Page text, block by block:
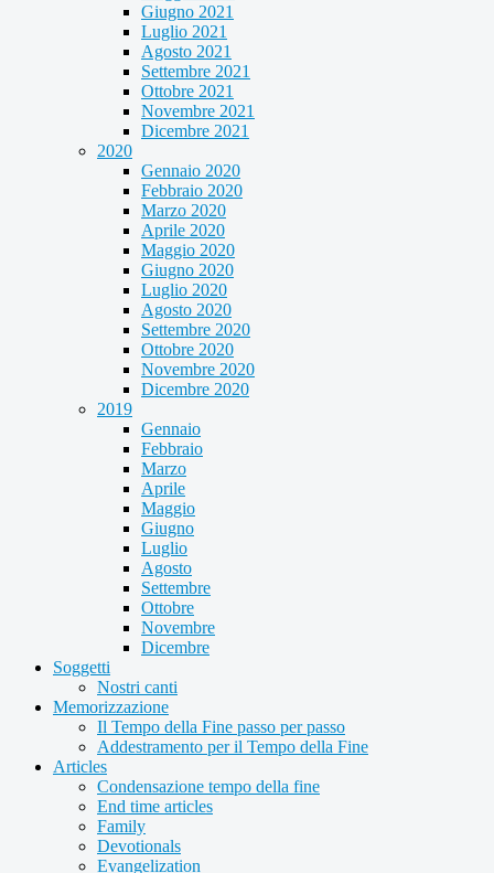
Giugno 2021
Luglio 2021
Agosto 2021
Settembre 2021
Ottobre 2021
Novembre 2021
Dicembre 2021
2020
Gennaio 2020
Febbraio 2020
Marzo 2020
Aprile 2020
Maggio 2020
Giugno 2020
Luglio 2020
Agosto 2020
Settembre 2020
Ottobre 2020
Novembre 2020
Dicembre 2020
2019
Gennaio
Febbraio
Marzo
Aprile
Maggio
Giugno
Luglio
Agosto
Settembre
Ottobre
Novembre
Dicembre
Soggetti
Nostri canti
Memorizzazione
Il Tempo della Fine passo per passo
Addestramento per il Tempo della Fine
Articles
Condensazione tempo della fine
End time articles
Family
Devotionals
Evangelization